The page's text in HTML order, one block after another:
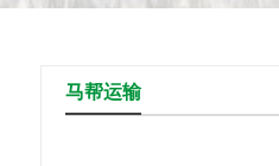
马帮运输